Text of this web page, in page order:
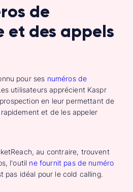
de
et des appels
pour ses numéros de
utilisateurs apprécient Kaspr
en leur permettant de
et de les appeler
au contraire, trouvent
l'outil ne fournit pas de numéro
pas idéal pour le cold calling.